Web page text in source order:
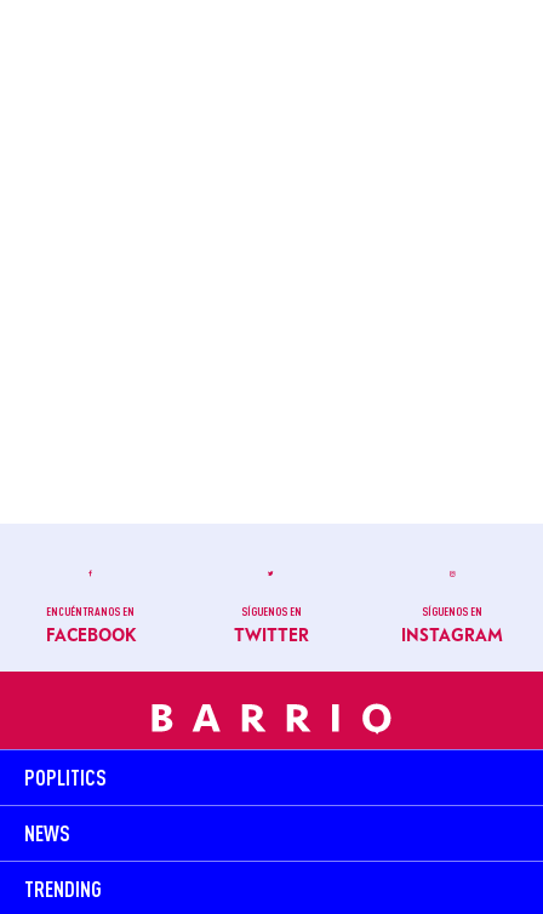
ENCUÉNTRANOS EN
FACEBOOK
SÍGUENOS EN
TWITTER
SÍGUENOS EN
INSTAGRAM
POPLITICS
NEWS
TRENDING